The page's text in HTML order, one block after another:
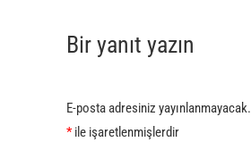
Bir yanıt yazın
E-posta adresiniz yayınlanmayacak.
*ile işaretlenmişlerdir